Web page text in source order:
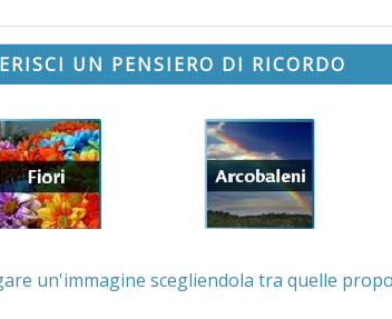
UN PENSIERO DI RICORDO
. Se lo desideri, puoi allegare un'immagine